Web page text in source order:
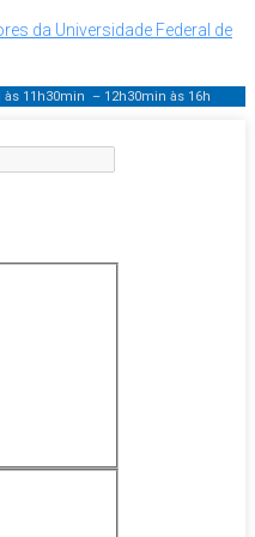
da Universidade Federal de
às 11h30min – 12h30min às 16h